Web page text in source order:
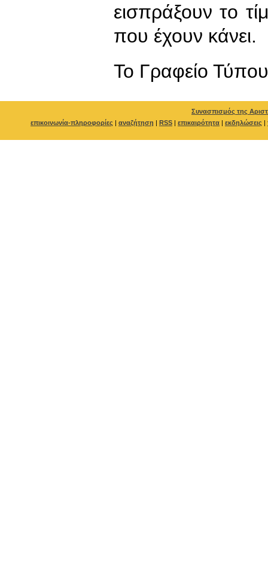
εισπράξουν το
που έχουν κάνει.
To Γραφείο Τύπου
Συνασπισμός της
επικοινωνία-πληροφορίες | αναζήτηση | RSS | επικαιρότητα | εκδηλώσεις |